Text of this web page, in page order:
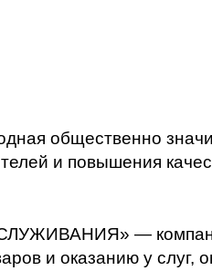
общественно
и повышения
—
и оказанию у